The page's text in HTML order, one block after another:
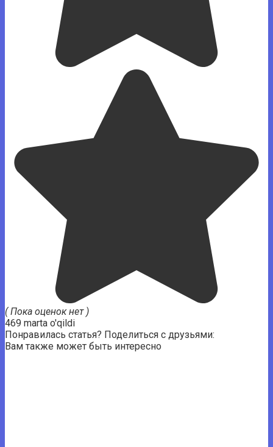
( Пока оценок нет )
469 marta o'qildi
Понравилась статья? Поделиться с друзьями:
Вам также может быть интересно